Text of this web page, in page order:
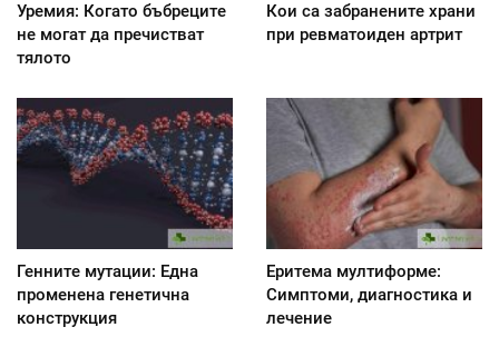
Уремия: Когато бъбреците
не могат да пречистват
тялото
Кои са забранените храни
при ревматоиден артрит
Генните мутации: Една
променена генетична
конструкция
Еритема мултиформе:
Симптоми, диагностика и
лечение